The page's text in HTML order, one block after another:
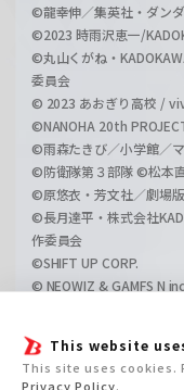
This website
This site uses cookies.
Privacy Policy.
©龍幸伸／集英社・ダン
©2023 時雨沢恵一/
©丸山くがね・
委員会
© 2023 あおぎり高校 /
©NANOHA 20th
©雨森たきび／小学館／
©防衛隊第３部隊 ©松本
©原悠衣・芳文社／劇場
©長月達平・株式会社
作委員会
©SHIFT UP CORP.
© NEOWIZ & GAMFS N
©GIRLS und PANZER
©GIRLS und PANZER